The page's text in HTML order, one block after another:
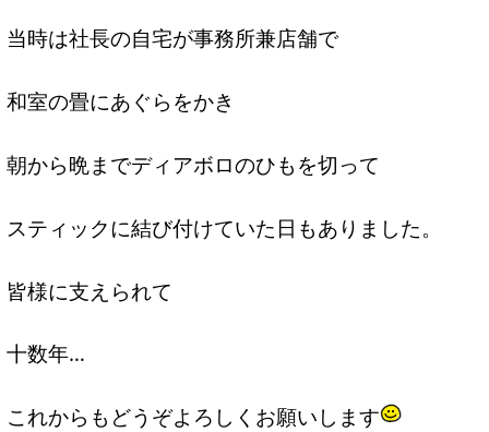
当時は社長の自宅が事務所兼店舗で
和室の畳にあぐらをかき
朝から晩までディアボロのひもを切って
スティックに結び付けていた日もありました。
皆様に支えられて
十数年…
これからもどうぞよろしくお願いします